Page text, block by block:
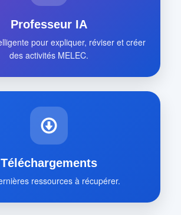
Professeur IA
pour expliquer, réviser et créer
des activités MELEC.
Téléchargements
ressources à récupérer.